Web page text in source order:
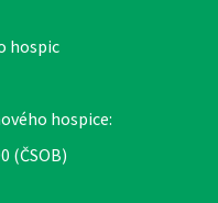
hospic
hospice:
(ČSOB)